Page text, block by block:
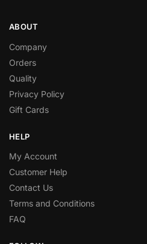
ABOUT
Company
Orders
Quality
Privacy Policy
Gift Cards
HELP
My Account
Customer Help
Contact Us
Terms and Conditions
FAQ